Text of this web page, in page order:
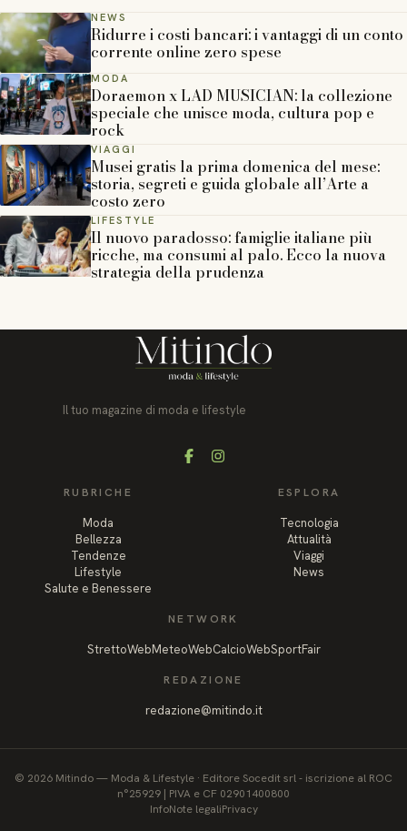
NEWS
Ridurre i costi bancari: i vantaggi di un conto
corrente online zero spese
MODA
Doraemon x LAD MUSICIAN: la collezione
speciale che unisce moda, cultura pop e
rock
VIAGGI
Musei gratis la prima domenica del mese:
storia, segreti e guida globale all’Arte a
costo zero
LIFESTYLE
Il nuovo paradosso: famiglie italiane più
ricche, ma consumi al palo. Ecco la nuova
strategia della prudenza
Il tuo magazine di moda e lifestyle
FacebookInstagram
RUBRICHE
Moda
Bellezza
Tendenze
Lifestyle
Salute e Benessere
ESPLORA
Tecnologia
Attualità
Viaggi
News
NETWORK
StrettoWebMeteoWebCalcioWebSportFair
REDAZIONE
redazione@mitindo.it
© 2026 Mitindo— Moda & Lifestyle · Editore Socedit srl - iscrizione al ROC
n°25929 | PIVA e CF 02901400800
InfoNote legaliPrivacy